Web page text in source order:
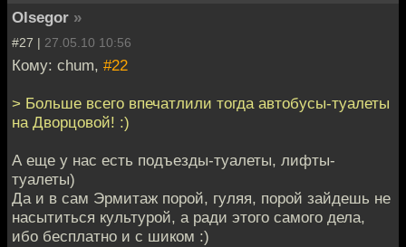
Olsegor »
#27 | 27.05.10 10:56
Кому: chum, #22
> Больше всего впечатлили тогда автобусы-туалеты
на Дворцовой! :)
А еще у нас есть подъезды-туалеты, лифты-
туалеты)
Да и в сам Эрмитаж порой, гуляя, порой зайдешь не
насытиться культурой, а ради этого самого дела,
ибо бесплатно и с шиком :)